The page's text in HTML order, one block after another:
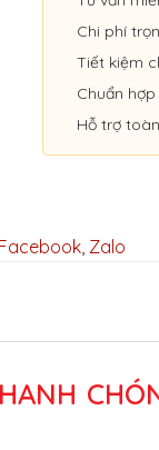
Chi phí
Tiết kiệm
Chuẩn
Hỗ trợ
Facebook, Zalo